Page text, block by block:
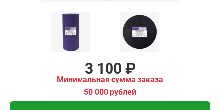
3 100 ₽
Минимальная сумма заказа
50 000 рублей
Купить в 1 клик
В кредит от 103 руб/
мес